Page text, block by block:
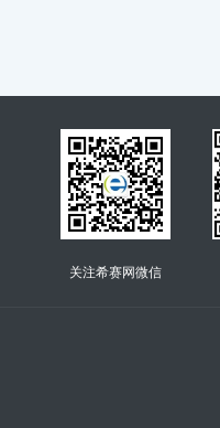
关注希赛网微信